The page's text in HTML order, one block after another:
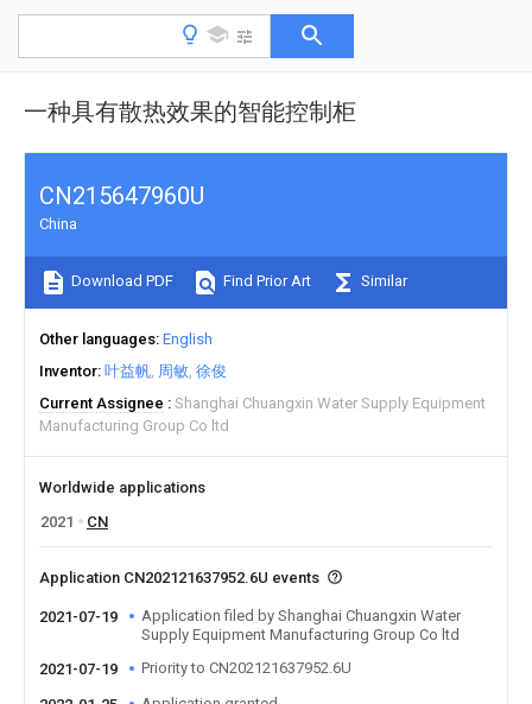
一种具有散热效果的智能控制柜
CN215647960U
China
Download PDF Find Prior Art Similar
Other languages English
Inventor 叶益帆 周敏 徐俊
Current Assignee
Shanghai Chuangxin Water Supply Equipment
Manufacturing Group Co ltd
Worldwide applications
2021
CN
Application CN202121637952.6U events
2021-07-19
Application filed by Shanghai Chuangxin Water
Supply Equipment Manufacturing Group Co ltd
2021-07-19
Priority to CN202121637952.6U